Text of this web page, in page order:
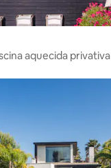
aquecida privativa